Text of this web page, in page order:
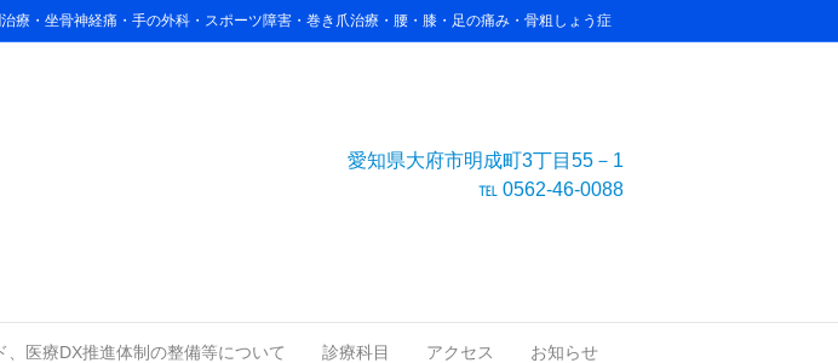
療・坐骨神経痛・手の外科・スポーツ障害・巻き爪治療・腰・膝・足の痛み・骨粗しょう症
愛知県大府市明成町3丁目55－1
℡ 0562-46-0088
、医療DX推進体制の整備等について 診療科目 アクセス お知らせ